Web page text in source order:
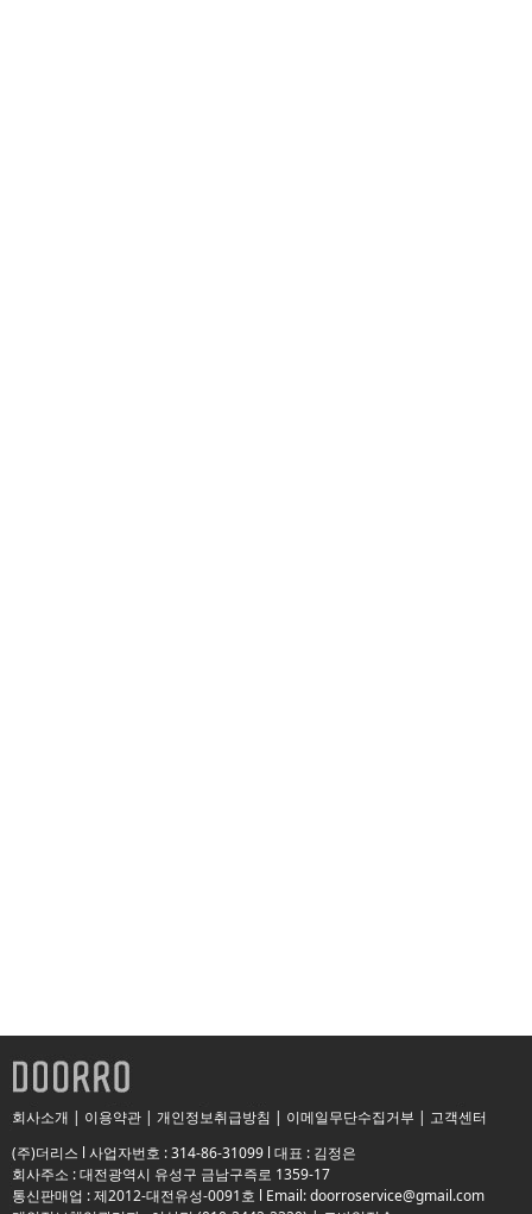
회사소개 | 이용약관 | 개인정보취급방침 | 이메일무단수집거부 | 고객센터
(주)더리스 l 사업자번호 : 314-86-31099 l 대표 : 김정은
회사주소 : 대전광역시 유성구 금남구즉로 1359-17
통신판매업 : 제2012-대전유성-0091호 l Email: doorroservice@gmail.com